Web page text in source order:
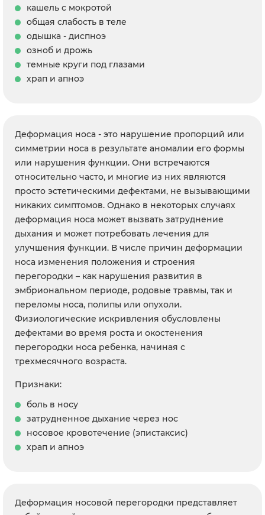
кашель с мокротой
общая слабость в теле
одышка - диспноэ
озноб и дрожь
темные круги под глазами
храп и апноэ
Деформация носа - это нарушение пропорций или
симметрии носа в результате аномалии его формы
или нарушения функции. Они встречаются
относительно часто, и многие из них являются
просто эстетическими дефектами, не вызывающими
никаких симптомов. Однако в некоторых случаях
деформация носа может вызвать затруднение
дыхания и может потребовать лечения для
улучшения функции. В числе причин деформации
носа изменения положения и строения
перегородки – как нарушения развития в
эмбриональном периоде, родовые травмы, так и
переломы носа, полипы или опухоли.
Физиологические искривления обусловлены
дефектами во время роста и окостенения
перегородки носа ребенка, начиная с
трехмесячного возраста.
Признаки:
боль в носу
затрудненное дыхание через нос
носовое кровотечение (эпистаксис)
храп и апноэ
Деформация носовой перегородки представляет